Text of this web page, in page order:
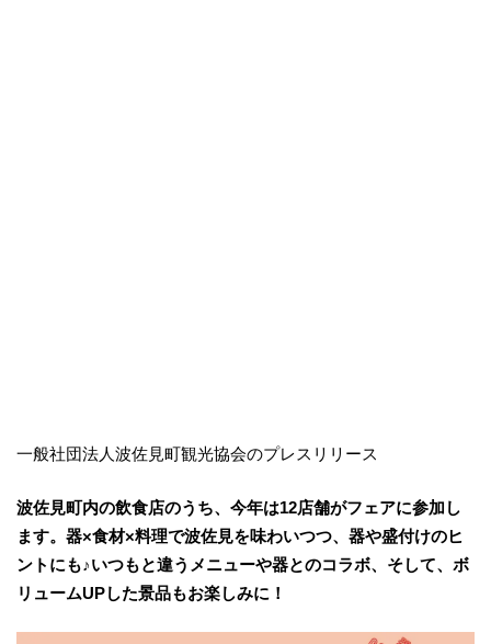
一般社団法人波佐見町観光協会のプレスリリース
波佐見町内の飲食店のうち、今年は12店舗がフェアに参加し
ます。器×食材×料理で波佐見を味わいつつ、器や盛付けのヒ
ントにも♪いつもと違うメニューや器とのコラボ、そして、ボ
リュームUPした景品もお楽しみに！